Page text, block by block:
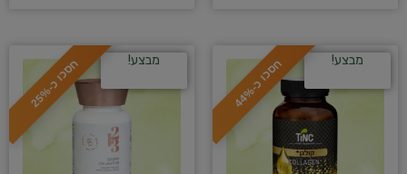
ח
ס
כ
ו
כ
-
4
4
% מבצע! ח
ס
כ
ו
כ
-
2
5
% מבצע!